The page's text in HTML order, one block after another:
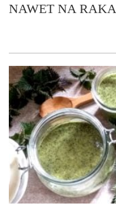
NAWET NA RAKA